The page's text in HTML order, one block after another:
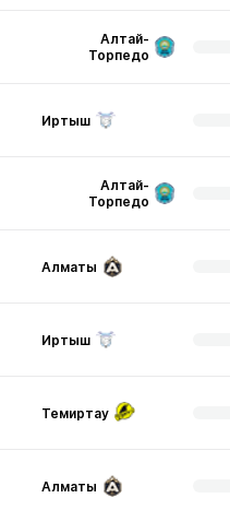
Алтай-
Торпедо
Иртыш
Алтай-
Торпедо
Алматы
Иртыш
Темиртау
Алматы